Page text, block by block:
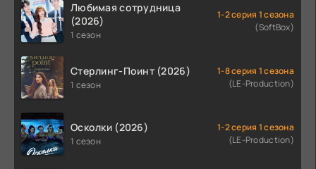
Любимая сотрудница
(2026)
1 сезон
1-2 серия 1 сезона
(SoftBox)
Стерлинг-Поинт (2026)
1 сезон
1-8 серия 1 сезона
(LE-Production)
Осколки (2026)
1 сезон
1-2 серия 1 сезона
(LE-Production)